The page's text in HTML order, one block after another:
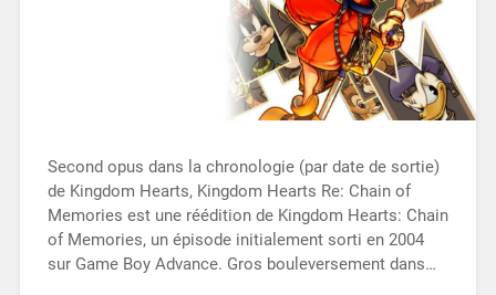
Second opus dans la chronologie (par date de sortie)
de Kingdom Hearts, Kingdom Hearts Re: Chain of
Memories est une réédition de Kingdom Hearts: Chain
of Memories, un épisode initialement sorti en 2004
sur Game Boy Advance. Gros bouleversement dans…